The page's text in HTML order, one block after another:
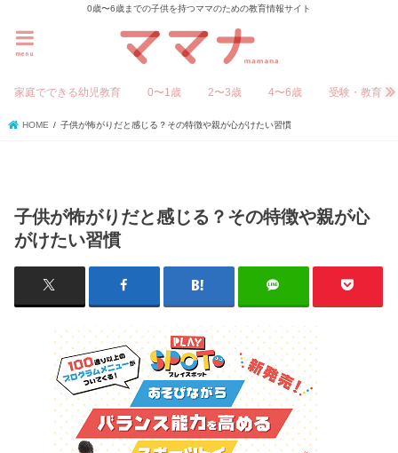
0歳〜6歳までの子供を持つママのための教育情報サイト
menu
家庭でできる幼児教育 0〜1歳 2〜3歳 4〜6歳 受験・教育
HOME 子供が怖がりだと感じる？その特徴や親が心がけたい習慣
子供が怖がりだと感じる？その特徴や親が心
がけたい習慣